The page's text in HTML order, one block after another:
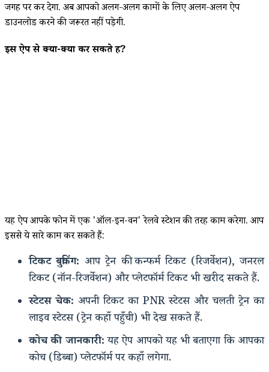
जगह पर कर देगा. अब आपको अलग-अलग कामों के लिए अलग-अलग ऐप
डाउनलोड करने की जरूरत नहीं पड़ेगी.
इस ऐप से क्या-क्या कर सकते हैं?
यह ऐप आपके फोन में एक 'ऑल-इन-वन' रेलवे स्टेशन की तरह काम करेगा. आप
इससे ये सारे काम कर सकते हैं:
टिकट बुकिंग: आप ट्रेन की कन्फर्म टिकट (रिजर्वेशन), जनरल
टिकट (नॉन-रिजर्वेशन) और प्लेटफॉर्म टिकट भी खरीद सकते हैं.
स्टेटस चेक: अपनी टिकट का PNR स्टेटस और चलती ट्रेन का
लाइव स्टेटस (ट्रेन कहाँ पहुँची) भी देख सकते हैं.
कोच की जानकारी:यह ऐप आपको यह भी बताएगा कि आपका
कोच (डिब्बा) प्लेटफॉर्म पर कहाँ लगेगा.